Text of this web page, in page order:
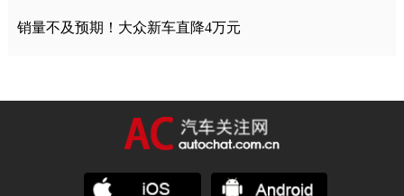
销量不及预期！大众新车直降4万元